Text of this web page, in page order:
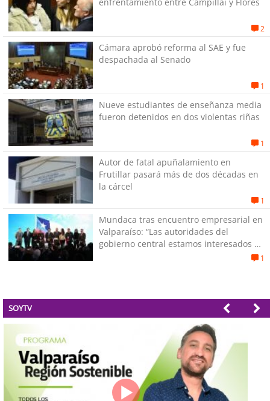
2
Cámara aprobó reforma al SAE y fue
despachada al Senado
1
Nueve estudiantes de enseñanza media
fueron detenidos en dos violentas riñas
1
Autor de fatal apuñalamiento en
Frutillar pasará más de dos décadas en
la cárcel
1
Mundaca tras encuentro empresarial en
Valparaíso: “Las autoridades del
gobierno central estamos interesados en
1
SOYTV